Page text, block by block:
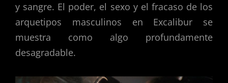
y sangre. El poder, el sexo y el fracaso de los
arquetipos masculinos en Excalibur se
muestra como algo profundamente
desagradable.